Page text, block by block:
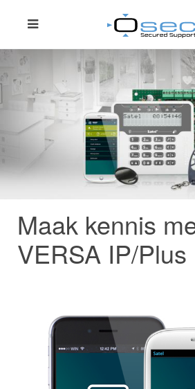
Maak kennis
VERSA IP/Plus